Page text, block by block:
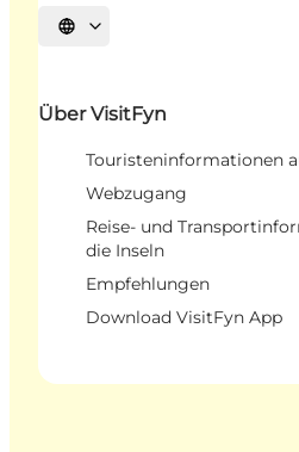
Sprache auswählen
Über VisitFyn
Touristeninformationen
Webzugang
Reise- und
die Inseln
Empfehlungen
Download VisitFyn App